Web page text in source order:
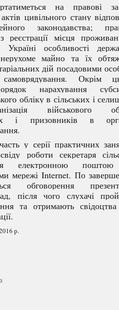
на правові
цивільного стану
законодавства; п
реєстрації місця
Україніособливості
майно та їх
дій посадовими
Окрім
нарахування
обліку в сільських і
військового
і призовників в
у серії практичних
роботи секретаря
електронною
мережіInternet.По
обговорення
після чого слухачі
та отримають
р.